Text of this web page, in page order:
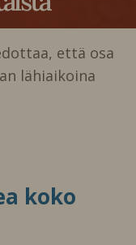
että osa
lähiaikoina
koko